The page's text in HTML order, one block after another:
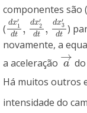
componentes são (
( dx′
1
dt , dx′
2
dt , dx′
3
dt
dx1′d t,dx2 ′dt,dx3′d
)
novamente, a
a aceleração a
→
a→
Há muitos outros
intensidade do